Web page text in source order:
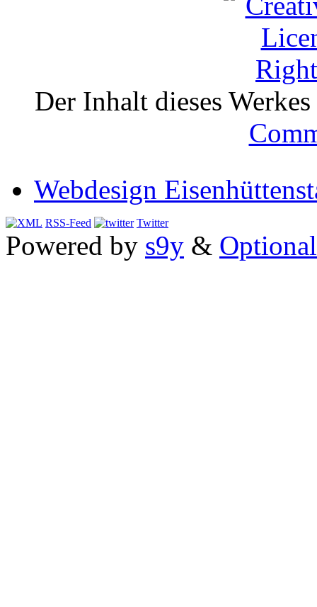
Der Inhalt dieses
Webdesign
RSS-Feed Twitter
Powered by s9y &